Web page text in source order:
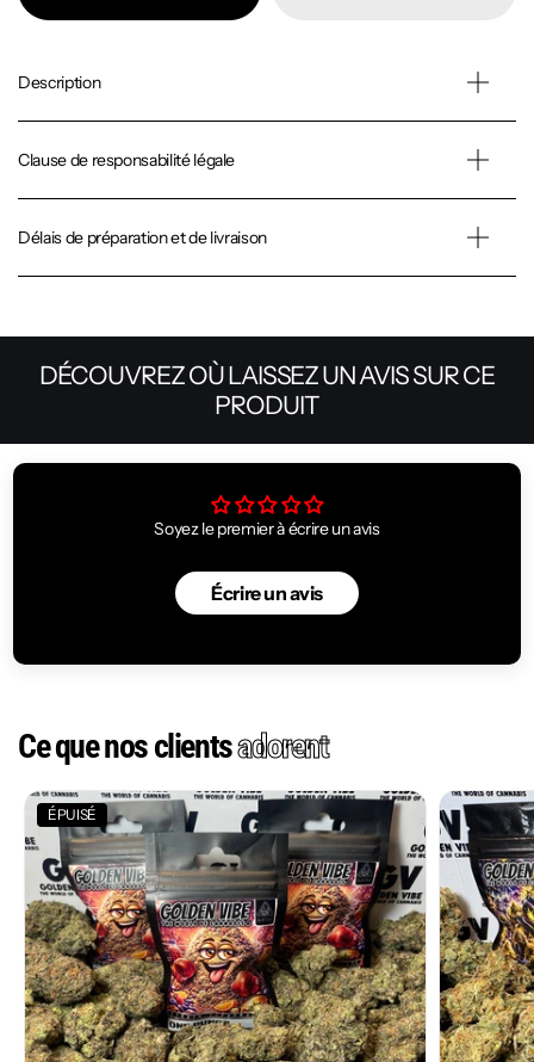
Description
Clause de responsabilité légale
Délais de préparation et de livraison
DÉCOUVREZ OÙ LAISSEZ UN AVIS SUR CE
PRODUIT
Soyez le premier à écrire un avis
Écrire un avis
Ce que nos clientsadorent
ÉPUISÉ